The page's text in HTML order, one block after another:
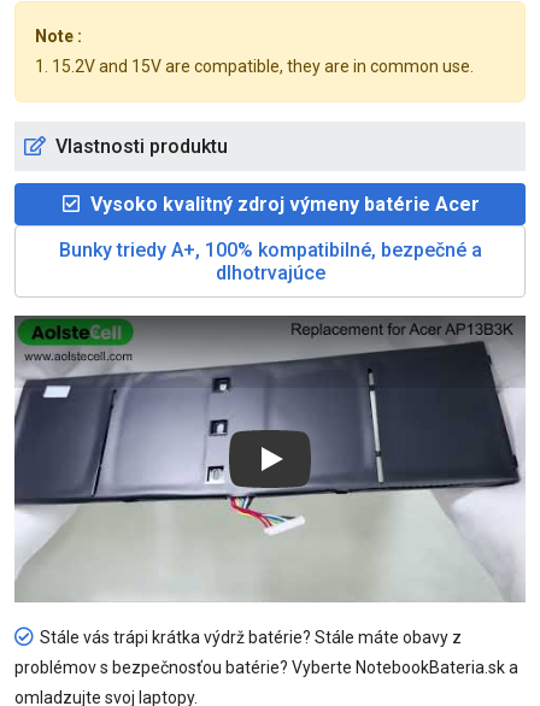
Note :
1. 15.2V and 15V are compatible, they are in common use.
Vlastnosti produktu
Vysoko kvalitný zdroj výmeny batérie Acer
Bunky triedy A+, 100% kompatibilné, bezpečné a
dlhotrvajúce
Stále vás trápi krátka výdrž batérie? Stále máte obavy z
problémov s bezpečnosťou batérie? Vyberte NotebookBateria.sk a
omladzujte svoj laptopy.